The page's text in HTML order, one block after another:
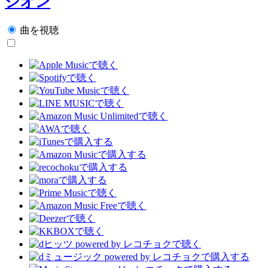
曲を視聴